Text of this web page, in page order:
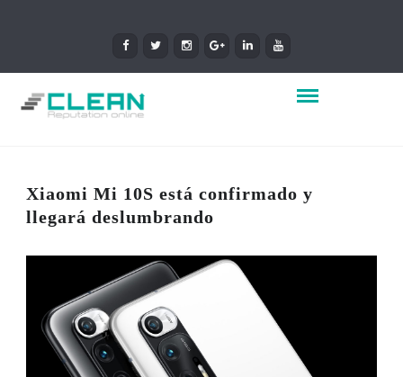
Xiaomi Mi 10S está confirmado y
llegará deslumbrando